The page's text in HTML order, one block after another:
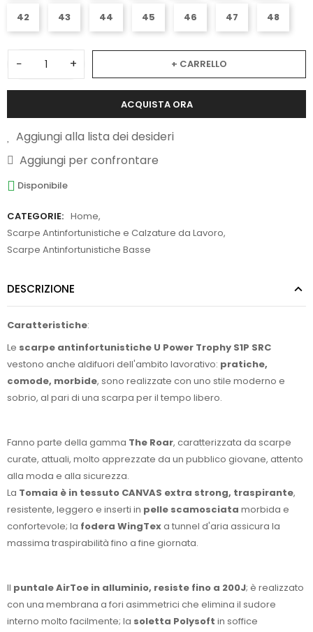
42 43 44 45 46 47 48
− + + CARRELLO
ACQUISTA ORA
Aggiungi alla lista dei desideri
Aggiungi per confrontare
Disponibile
CATEGORIE: Home,
Scarpe Antinfortunistiche e Calzature da Lavoro,
Scarpe Antinfortunistiche Basse
DESCRIZIONE
Caratteristiche:
Le scarpe antinfortunistiche U Power Trophy S1P SRC
vestono anche aldifuori dell'ambito lavorativo: pratiche,
comode, morbide, sono realizzate con uno stile moderno e
sobrio, al pari di una scarpa per il tempo libero.
Fanno parte della gamma The Roar, caratterizzata da scarpe
curate, attuali, molto apprezzate da un pubblico giovane, attento
alla moda e alla sicurezza.
La Tomaia è in tessuto CANVAS extra strong, traspirante,
resistente, leggero e inserti in pelle scamosciata morbida e
confortevole; la fodera WingTexa tunnel d'aria assicura la
massima traspirabilità fino a fine giornata.
Il puntale AirToe in alluminio, resiste fino a 200J; è realizzato
con una membrana a fori asimmetrici che elimina il sudore
interno molto facilmente; la soletta Polysoft in soffice